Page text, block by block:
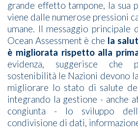
grande effetto tampone, la sua
viene dalle numerose pressioni
umane. Il messaggio principale
Ocean Assessment è che la
è migliorata rispetto alla
evidenza, suggerisce che
sostenibilità le Nazioni devono
migliorare lo stato di salute
integrando la gestione - anche
congiunta - lo sviluppo
condivisione di dati,